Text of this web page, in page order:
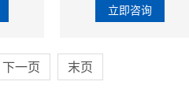
立即咨询
下一页 末页